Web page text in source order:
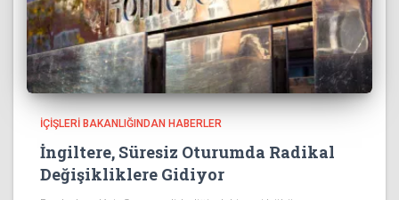
İÇIŞLERI BAKANLIĞINDAN HABERLER
İngiltere, Süresiz Oturumda Radikal
Değişikliklere Gidiyor